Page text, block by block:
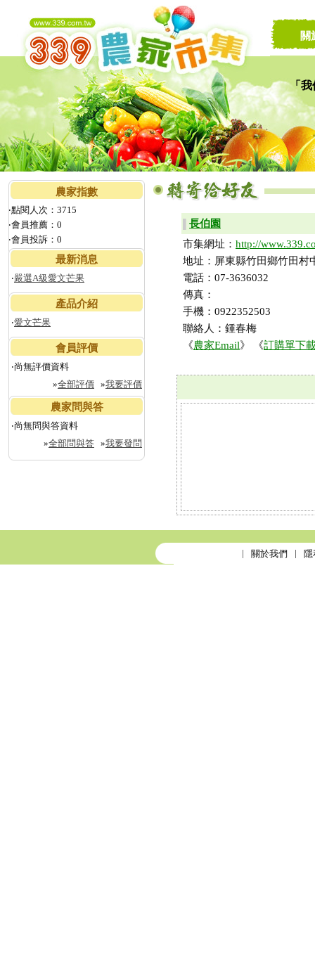
「我
讓
關
農家指數
‧點閱人次：3715
‧會員推薦：0
‧會員投訴：0
最新消息
‧嚴選A級愛文芒果
產品介紹
‧愛文芒果
會員評價
‧尚無評價資料
»全部評價 »我要評價
農家問與答
‧尚無問與答資料
»全部問與答 »我要發問
長伯園
市集網址： http://
地址：屏東縣竹田鄉竹田村
電話：07-3636032
傳真：
手機：0922352503
聯絡人：鍾春梅
《農家Email》 《訂購單下
關於我們